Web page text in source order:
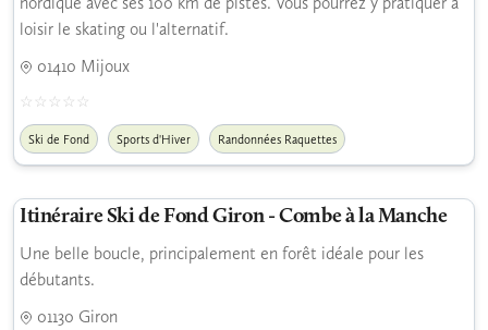
loisir le skating ou l'alternatif.
01410 Mijoux
Ski de Fond Sports d'Hiver Randonnées Raquettes
Itinéraire Ski de Fond Giron - Combe à la Manche
Une belle boucle, principalement en forêt idéale pour les
débutants.
01130 Giron